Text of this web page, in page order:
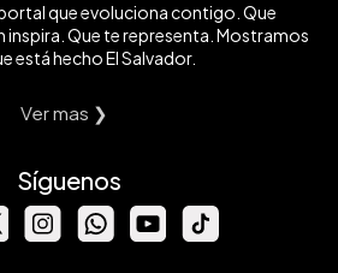
que evoluciona contigo. Que
Que te representa. Mostramos
está hecho El Salvador.
Ver mas ❯
Síguenos